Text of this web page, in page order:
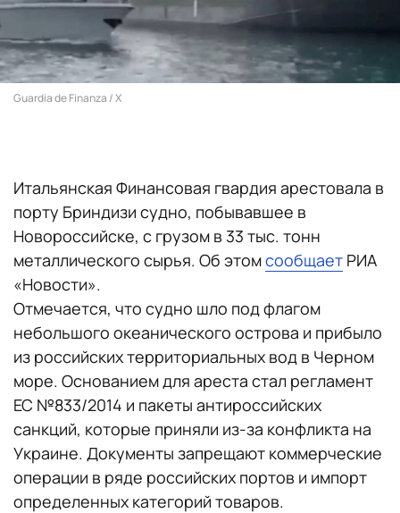
Guardia de Finanza / Х
Итальянская Финансовая гвардия арестовала в
порту Бриндизи судно, побывавшее в
Новороссийске, с грузом в 33 тыс. тонн
металлического сырья. Об этомсообщает РИА
«Новости».
Отмечается, что судно шло под флагом
небольшого океанического острова и прибыло
из российских территориальных вод в Черном
море. Основанием для ареста стал регламент
ЕС №833/2014 и пакеты антироссийских
санкций, которые приняли из-за конфликта на
Украине. Документы запрещают коммерческие
операции в ряде российских портов и импорт
определенных категорий товаров.